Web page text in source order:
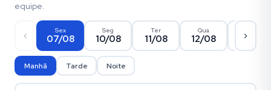
equipe.
Sex
07/08
Seg
10/08
Ter
11/08
Qua
12/08 13/08
Manhã Tarde Noite